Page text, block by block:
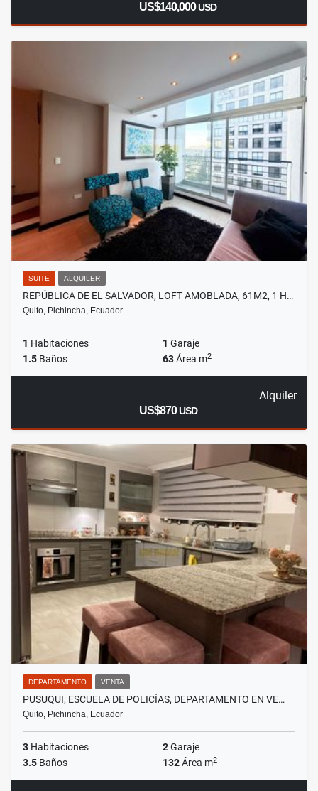
US$140,000USD
SUITE ALQUILER
REPÚBLICA DE EL SALVADOR, LOFT AMOBLADA, 61M2, 1 H…
Quito, Pichincha, Ecuador
1 Habitaciones 1 Garaje
1.5 Baños 63Área m2
Alquiler
US$870USD
DEPARTAMENTO VENTA
PUSUQUI, ESCUELA DE POLICÍAS, DEPARTAMENTO EN VE…
Quito, Pichincha, Ecuador
3 Habitaciones 2Garaje
3.5 Baños 132Área m2